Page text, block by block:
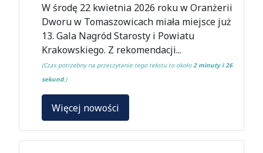
W środę 22 kwietnia 2026 roku w Oranżerii
Dworu w Tomaszowicach miała miejsce już
13. Gala Nagród Starosty i Powiatu
Krakowskiego. Z rekomendacji...
(Czas potrzebny na przeczytanie tego tekstu to około2 minuty i 26
sekund.)
Więcej nowości